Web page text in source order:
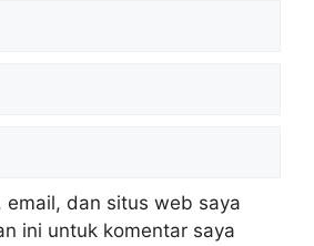
email, dan situs web saya
ini untuk komentar saya